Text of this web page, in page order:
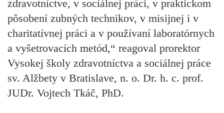
zdravotníctve, v sociálnej práci, v praktickom
pôsobení zubných technikov, v misijnej i v
charitatívnej práci a v používaní laboratórnych
a vyšetrovacích metód,“ reagoval prorektor
Vysokej školy zdravotníctva a sociálnej práce
sv. Alžbety v Bratislave, n. o. Dr. h. c. prof.
JUDr. Vojtech Tkáč, PhD.